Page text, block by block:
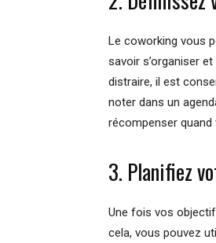
Le coworking vous
savoir s’organiser
distraire, il est
noter dans un
récompenser
3. Planifiez
Une fois vos
cela, vous pouvez